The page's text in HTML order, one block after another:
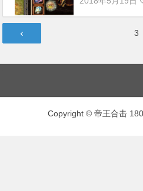
章
第3
Copyright © 帝王合击